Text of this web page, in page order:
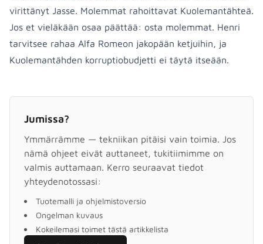
virittänyt Jasse. Molemmat rahoittavat Kuolemantähteä.
Jos et vieläkään osaa päättää: osta molemmat. Henri
tarvitsee rahaa Alfa Romeon jakopään ketjuihin, ja
Kuolemantähden korruptiobudjetti ei täytä itseään.
Jumissa?
Ymmärrämme — tekniikan pitäisi vain toimia. Jos
nämä ohjeet eivät auttaneet, tukitiimimme on
valmis auttamaan. Kerro seuraavat tiedot
yhteydenotossasi:
Tuotemalli ja ohjelmistoversio
Ongelman kuvaus
Kokeilemasi toimet tästä artikkelista